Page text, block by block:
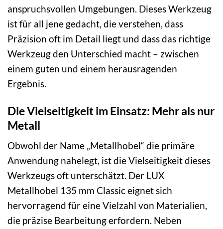
anspruchsvollen Umgebungen. Dieses Werkzeug
ist für all jene gedacht, die verstehen, dass
Präzision oft im Detail liegt und dass das richtige
Werkzeug den Unterschied macht – zwischen
einem guten und einem herausragenden
Ergebnis.
Die Vielseitigkeit im Einsatz: Mehr als nur
Metall
Obwohl der Name „Metallhobel“ die primäre
Anwendung nahelegt, ist die Vielseitigkeit dieses
Werkzeugs oft unterschätzt. Der LUX
Metallhobel 135 mm Classic eignet sich
hervorragend für eine Vielzahl von Materialien,
die präzise Bearbeitung erfordern. Neben